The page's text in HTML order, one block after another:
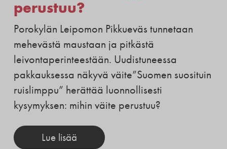
perustuu?
Porokylän Leipomon Pikkueväs tunnetaan
mehevästä maustaan ja pitkästä
leivontaperinteestään. Uudistuneessa
pakkauksessa näkyvä väite”Suomen suosituin
ruislimppu” herättää luonnollisesti
kysymyksen: mihin väite perustuu?
Lue lisää